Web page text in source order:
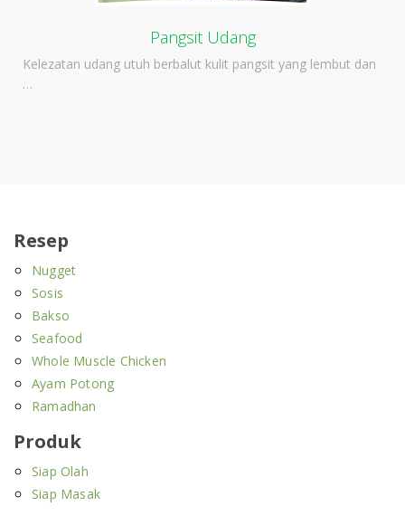
Pangsit Udang
Kelezatan udang utuh berbalut kulit pangsit yang lembut dan
…
Resep
Nugget
Sosis
Bakso
Seafood
Whole Muscle Chicken
Ayam Potong
Ramadhan
Produk
Siap Olah
Siap Masak